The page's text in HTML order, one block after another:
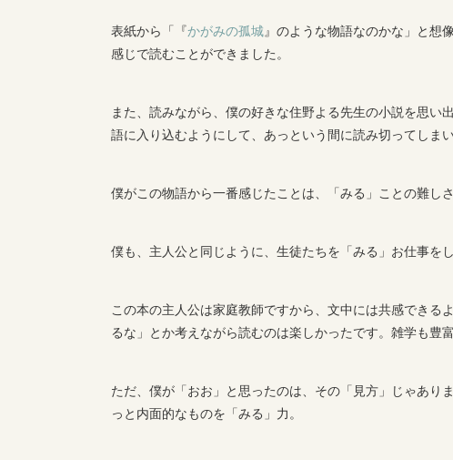
表紙から「『かがみの孤城』のような物語なのかな」と想
感じで読むことができました。
また、読みながら、僕の好きな住野よる先生の小説を思
語に入り込むようにして、あっという間に読み切ってしまい
僕がこの物語から一番感じたことは、「みる」ことの難し
僕も、主人公と同じように、生徒たちを「みる」お仕事をし
この本の主人公は家庭教師ですから、文中には共感でき
るな」とか考えながら読むのは楽しかったです。雑学も豊
ただ、僕が「おお」と思ったのは、その「見方」じゃあ
っと内面的なものを「みる」力。